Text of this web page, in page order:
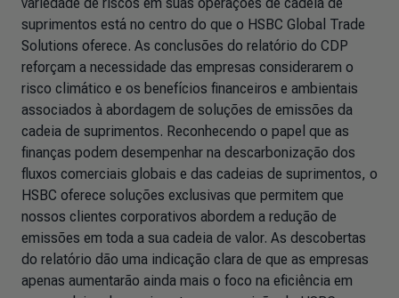
suprimentos está no centro do que o HSBC Global Trade
Solutions oferece. As conclusões do relatório do CDP
reforçam a necessidade das empresas considerarem o
risco climático e os benefícios financeiros e ambientais
associados à abordagem de soluções de emissões da
cadeia de suprimentos. Reconhecendo o papel que as
finanças podem desempenhar na descarbonização dos
fluxos comerciais globais e das cadeias de suprimentos, o
HSBC oferece soluções exclusivas que permitem que
nossos clientes corporativos abordem a redução de
emissões em toda a sua cadeia de valor. As descobertas
do relatório dão uma indicação clara de que as empresas
apenas aumentarão ainda mais o foco na eficiência em